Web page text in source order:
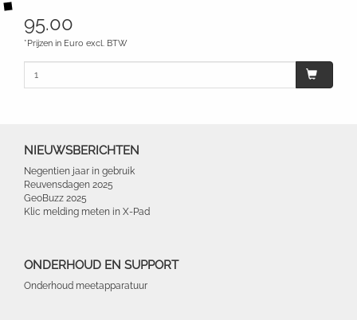
95.00
*Prijzen in Euro excl. BTW
NIEUWSBERICHTEN
Negentien jaar in gebruik
Reuvensdagen 2025
GeoBuzz 2025
Klic melding meten in X-Pad
ONDERHOUD EN SUPPORT
Onderhoud meetapparatuur